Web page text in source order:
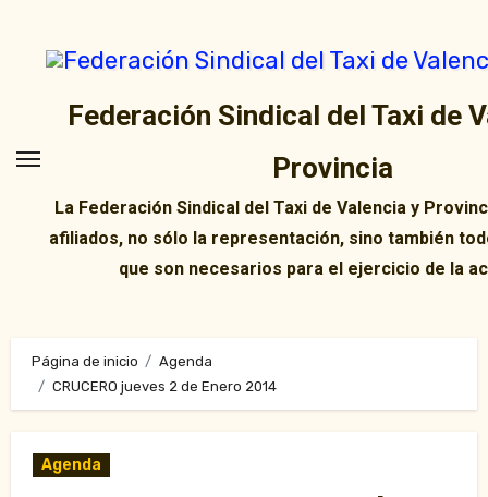
contenido
Federación Sindical del Taxi de
Provincia
La Federación Sindical del Taxi de Valencia y
afiliados, no sólo la representación, sino también
que son necesarios para el ejercicio de la
Página de inicio
Agenda
CRUCERO jueves 2 de Enero 2014
Agenda